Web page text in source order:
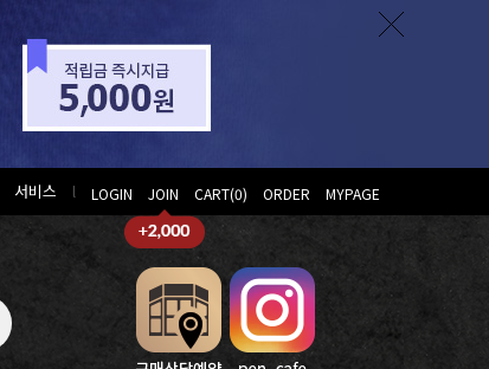
서비스 l LOGIN JOIN CART(0) ORDER MYPAGE